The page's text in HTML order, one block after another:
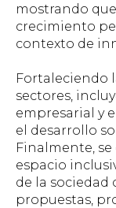
mostrando
crecimiento
contexto de
Fortaleciendo
sectores,
empresarial y
el desarrollo
Finalmente,
espacio
de la sociedad
propuestas,